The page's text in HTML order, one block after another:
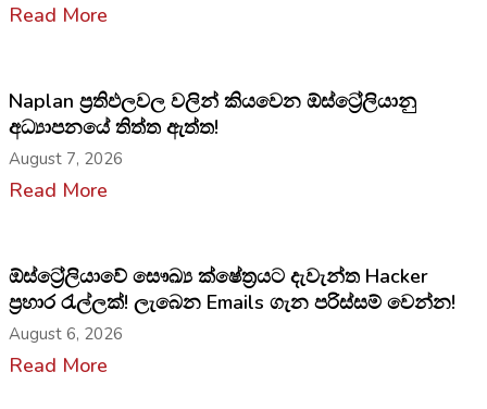
Read More
Naplan ප්‍රතිඵලවල වලින් කියවෙන ඕස්ට්‍රේලියානු
අධ්‍යාපනයේ තිත්ත ඇත්ත!
August 7, 2026
Read More
ඕස්ට්‍රේලියාවේ සෞඛ්‍ය ක්ෂේත්‍රයට දැවැන්ත Hacker
ප්‍රහාර රැල්ලක්! ලැබෙන Emails ගැන පරිස්සම් වෙන්න!
August 6, 2026
Read More